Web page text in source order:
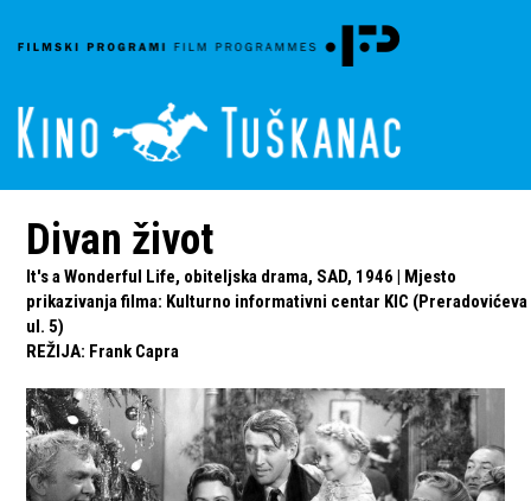
Divan život
It's a Wonderful Life, obiteljska drama, SAD, 1946 | Mjesto
prikazivanja filma: Kulturno informativni centar KIC (Preradovićeva
ul. 5)
REŽIJA: Frank Capra